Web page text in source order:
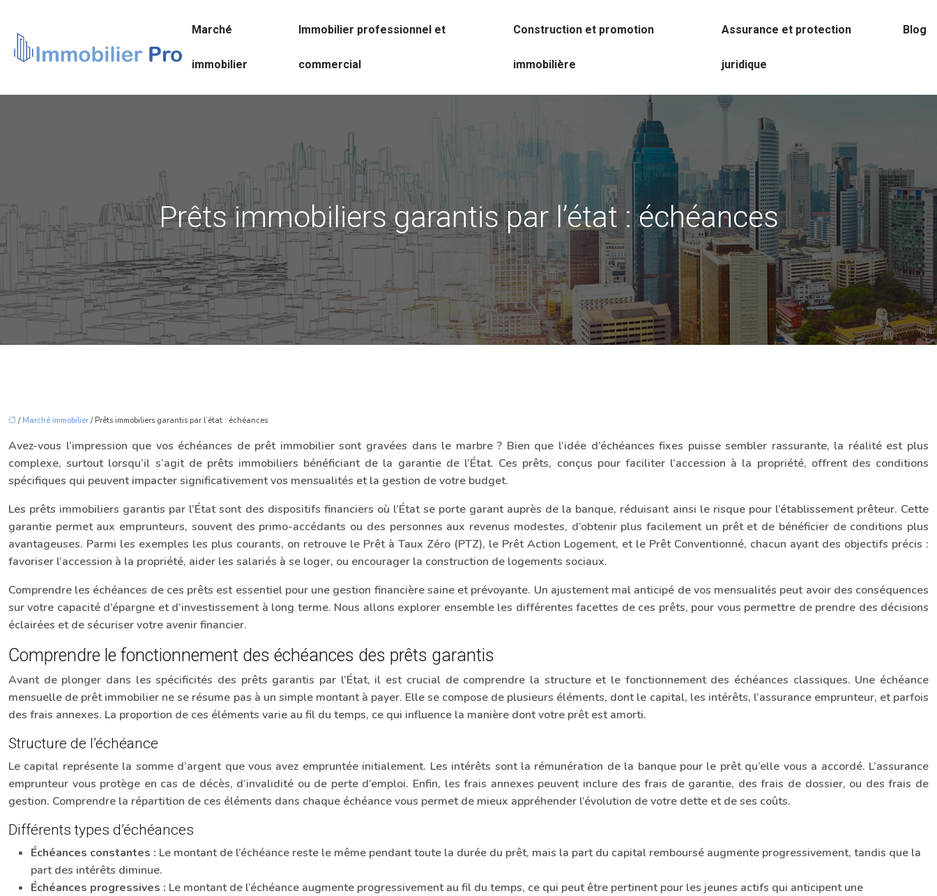
Marché
immobilier
Immobilier professionnel et
commercial
Construction et promotion
immobilière
Assurance et protection
juridique
Blog
Prêts immobiliers garantis par l’état : échéances
/ Marché immobilier / Prêts immobiliers garantis par l’état : échéances
Avez-vous l’impression que vos échéances de prêt immobilier sont gravées dans le marbre ? Bien que l’idée d’échéances fixes puisse sembler rassurante, la réalité est plus
complexe, surtout lorsqu’il s’agit de prêts immobiliers bénéficiant de la garantie de l’État. Ces prêts, conçus pour faciliter l’accession à la propriété, offrent des conditions
spécifiques qui peuvent impacter significativement vos mensualités et la gestion de votre budget.
Les prêts immobiliers garantis par l’État sont des dispositifs financiers où l’État se porte garant auprès de la banque, réduisant ainsi le risque pour l’établissement prêteur. Cette
garantie permet aux emprunteurs, souvent des primo-accédants ou des personnes aux revenus modestes, d’obtenir plus facilement un prêt et de bénéficier de conditions plus
avantageuses. Parmi les exemples les plus courants, on retrouve le Prêt à Taux Zéro (PTZ), le Prêt Action Logement, et le Prêt Conventionné, chacun ayant des objectifs précis :
favoriser l’accession à la propriété, aider les salariés à se loger, ou encourager la construction de logements sociaux.
Comprendre les échéances de ces prêts est essentiel pour une gestion financière saine et prévoyante. Un ajustement mal anticipé de vos mensualités peut avoir des conséquences
sur votre capacité d’épargne et d’investissement à long terme. Nous allons explorer ensemble les différentes facettes de ces prêts, pour vous permettre de prendre des décisions
éclairées et de sécuriser votre avenir financier.
Comprendre le fonctionnement des échéances des prêts garantis
Avant de plonger dans les spécificités des prêts garantis par l’État, il est crucial de comprendre la structure et le fonctionnement des échéances classiques. Une échéance
mensuelle de prêt immobilier ne se résume pas à un simple montant à payer. Elle se compose de plusieurs éléments, dont le capital, les intérêts, l’assurance emprunteur, et parfois
des frais annexes. La proportion de ces éléments varie au fil du temps, ce qui influence la manière dont votre prêt est amorti.
Structure de l’échéance
Le capital représente la somme d’argent que vous avez empruntée initialement. Les intérêts sont la rémunération de la banque pour le prêt qu’elle vous a accordé. L’assurance
emprunteur vous protège en cas de décès, d’invalidité ou de perte d’emploi. Enfin, les frais annexes peuvent inclure des frais de garantie, des frais de dossier, ou des frais de
gestion. Comprendre la répartition de ces éléments dans chaque échéance vous permet de mieux appréhender l’évolution de votre dette et de ses coûts.
Différents types d’échéances
Échéances constantes : Le montant de l’échéance reste le même pendant toute la durée du prêt, mais la part du capital remboursé augmente progressivement, tandis que la
part des intérêts diminue.
Échéances progressives : Le montant de l’échéance augmente progressivement au fil du temps, ce qui peut être pertinent pour les jeunes actifs qui anticipent une